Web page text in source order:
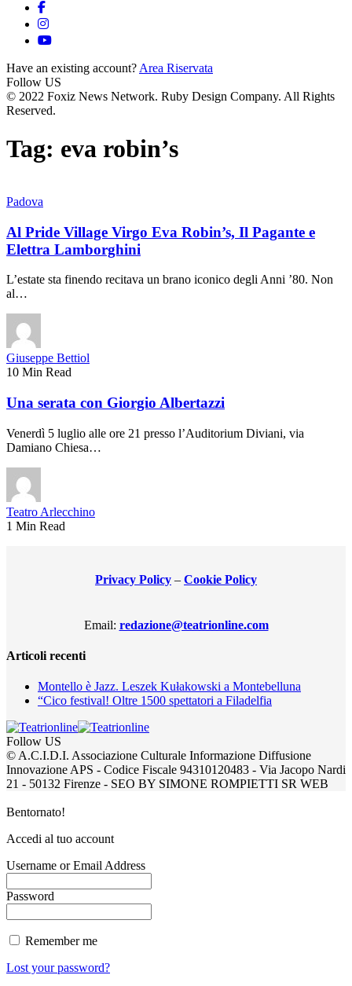
Have an existing account? Area Riservata
Follow US
© 2022 Foxiz News Network. Ruby Design Company. All Rights
Reserved.
Tag: eva robin’s
Padova
Al Pride Village Virgo Eva Robin’s, Il Pagante e
Elettra Lamborghini
L’estate sta finendo recitava un brano iconico degli Anni ’80. Non
al…
Giuseppe Bettiol
10 Min Read
Una serata con Giorgio Albertazzi
Venerdì 5 luglio alle ore 21 presso l’Auditorium Diviani, via
Damiano Chiesa…
Teatro Arlecchino
1 Min Read
Privacy Policy – Cookie Policy
Email: redazione@teatrionline.com
Articoli recenti
Montello è Jazz. Leszek Kułakowski a Montebelluna
“Cico festival! Oltre 1500 spettatori a Filadelfia
Follow US
© A.C.I.D.I. Associazione Culturale Informazione Diffusione
Innovazione APS - Codice Fiscale 94310120483 - Via Jacopo Nardi
21 - 50132 Firenze - SEO BY SIMONE ROMPIETTI SR WEB
Bentornato!
Accedi al tuo account
Username or Email Address
Password
Remember me
Lost your password?